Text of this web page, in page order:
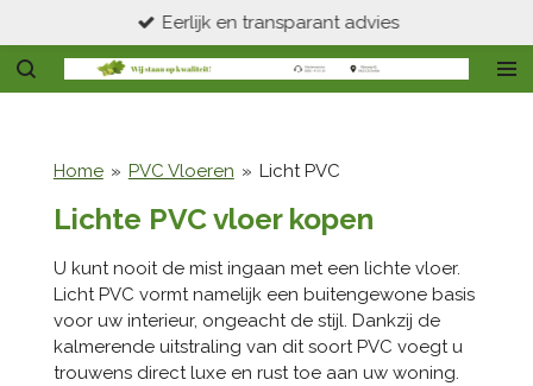
direct
naar
Eerlijk en transparant advies
Home » PVC Vloeren » Licht PVC
Lichte PVC vloer kopen
U kunt nooit de mist ingaan met een lichte vloer.
Licht PVC vormt namelijk een buitengewone basis
voor uw interieur, ongeacht de stijl. Dankzij de
kalmerende uitstraling van dit soort PVC voegt u
trouwens direct luxe en rust toe aan uw woning.